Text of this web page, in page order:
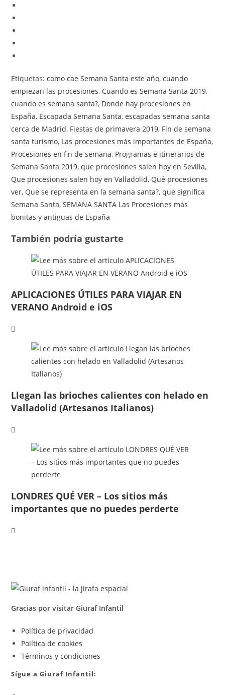
Etiquetas:como cae Semana Santa este año, cuando
empiezan las procesiones, Cuando es Semana Santa 2019,
cuando es semana santa?, Donde hay procesiones en
España, Escapada Semana Santa, escapadas semana santa
cerca de Madrid, Fiestas de primavera 2019, Fin de semana
santa turismo, Las procesiones más importantes de España,
Procesiones en fin de semana, Programas e itinerarios de
Semana Santa 2019, que procesiones salen hoy en Sevilla,
Que procesiones salen hoy en Valladolid, Qué procesiones
ver, Que se representa en la semana santa?, que significa
Semana Santa, SEMANA SANTA Las Procesiones más
bonitas y antiguas de España
También podría gustarte
APLICACIONES ÚTILES PARA VIAJAR EN
VERANO Android e iOS
Llegan las brioches calientes con helado en
Valladolid (Artesanos Italianos)
LONDRES QUÉ VER – Los sitios más
importantes que no puedes perderte
Gracias por visitar Giuraf Infantil
Política de privacidad
en
Política de cookies
abre
Términos y condiciones
Sígue a Giuraf Infantil: